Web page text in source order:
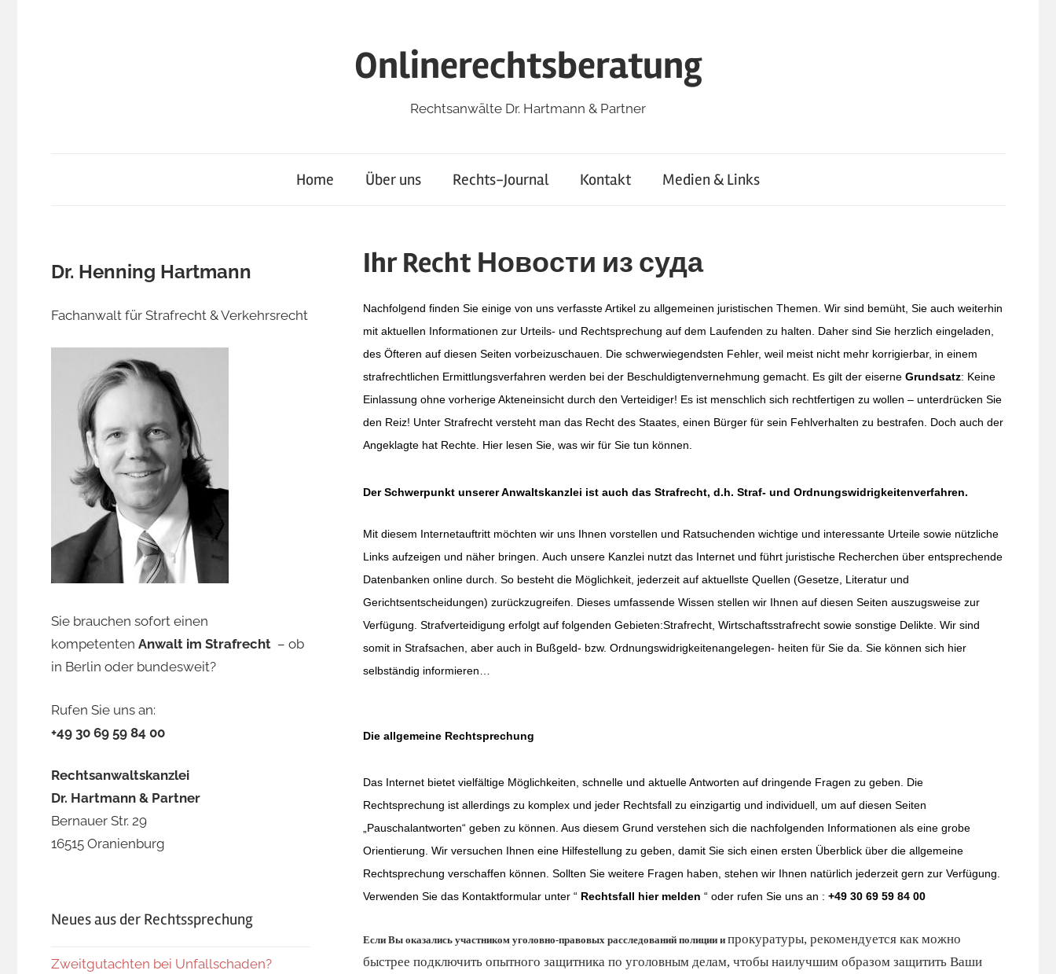
Onlinerechtsberatung
Rechtsanwälte Dr. Hartmann & Partner
Home Über uns Rechts-Journal Kontakt Medien & Links
Ihr Recht Новости из суда
Nachfolgend finden Sie einige von uns verfasste Artikel zu allgemeinen juristischen Themen. Wir sind bemüht, Sie auch weiterhin
mit aktuellen Informationen zur Urteils- und Rechtsprechung auf dem Laufenden zu halten. Daher sind Sie herzlich eingeladen,
des Öfteren auf diesen Seiten vorbeizuschauen. Die schwerwiegendsten Fehler, weil meist nicht mehr korrigierbar, in einem
strafrechtlichen Ermittlungsverfahren werden bei der Beschuldigtenvernehmung gemacht. Es gilt der eiserne Grundsatz: Keine
Einlassung ohne vorherige Akteneinsicht durch den Verteidiger! Es ist menschlich sich rechtfertigen zu wollen – unterdrücken Sie
den Reiz! Unter Strafrecht versteht man das Recht des Staates, einen Bürger für sein Fehlverhalten zu bestrafen. Doch auch der
Angeklagte hat Rechte. Hier lesen Sie, was wir für Sie tun können.
Der Schwerpunkt unserer Anwaltskanzlei ist auch das Strafrecht, d.h. Straf- und Ordnungswidrigkeitenverfahren.
Mit diesem Internetauftritt möchten wir uns Ihnen vorstellen und Ratsuchenden wichtige und interessante Urteile sowie nützliche
Links aufzeigen und näher bringen. Auch unsere Kanzlei nutzt das Internet und führt juristische Recherchen über entsprechende
Datenbanken online durch. So besteht die Möglichkeit, jederzeit auf aktuellste Quellen (Gesetze, Literatur und
Gerichtsentscheidungen) zurückzugreifen. Dieses umfassende Wissen stellen wir Ihnen auf diesen Seiten auszugsweise zur
Verfügung. Strafverteidigung erfolgt auf folgenden Gebieten:Strafrecht, Wirtschaftsstrafrecht sowie sonstige Delikte. Wir sind
somit in Strafsachen, aber auch in Bußgeld- bzw. Ordnungswidrigkeitenangelegen- heiten für Sie da. Sie können sich hier
selbständig informieren…
Die allgemeine Rechtsprechung
Das Internet bietet vielfältige Möglichkeiten, schnelle und aktuelle Antworten auf dringende Fragen zu geben. Die
Rechtsprechung ist allerdings zu komplex und jeder Rechtsfall zu einzigartig und individuell, um auf diesen Seiten
„Pauschalantworten“ geben zu können. Aus diesem Grund verstehen sich die nachfolgenden Informationen als eine grobe
Orientierung. Wir versuchen Ihnen eine Hilfestellung zu geben, damit Sie sich einen ersten Überblick über die allgemeine
Rechtsprechung verschaffen können. Sollten Sie weitere Fragen haben, stehen wir Ihnen natürlich jederzeit gern zur Verfügung.
Verwenden Sie das Kontaktformular unter “ Rechtsfall hier melden “ oder rufen Sie uns an : +49 30 69 59 84 00
Если Вы оказались участником уголовно-правовых расследований полиции и прокуратуры, рекомендуется как можно
быстрее подключить опытного защитника по уголовным делам, чтобы наилучшим образом защитить Ваши
Dr. Henning Hartmann
Fachanwalt für Strafrecht & Verkehrsrecht
Sie brauchen sofort einen
kompetenten Anwalt im Strafrecht – ob
in Berlin oder bundesweit?
Rufen Sie uns an:
+49 30 69 59 84 00
Rechtsanwaltskanzlei
Dr. Hartmann & Partner
Bernauer Str. 29
16515 Oranienburg
Neues aus der Rechtssprechung
Zweitgutachten bei Unfallschaden?